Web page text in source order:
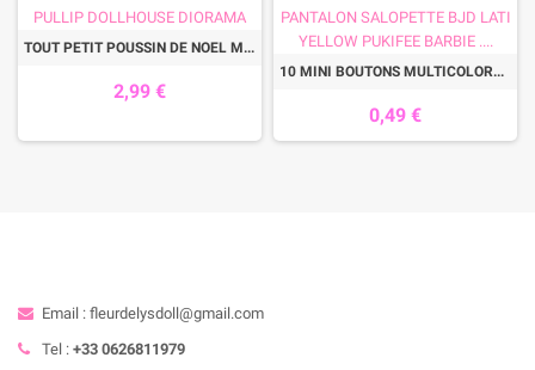
TOUT PETIT POUSSIN DE NOEL MINIATURE POUPEE LATI YELLOW PUKIFEE BJD BARBIE BLYTHE PULLIP DOLLHOUSE DIORAMA
2,99 €
10 MINI BOUTONS MULTICOLORES FLEUR 5 MM COUTURE POUPEES ROBES PULL PANTALON SALOPETTE BJD LATI YELLOW PUKIFEE BARBIE ....
0,49 €
Email : fleurdelysdoll@gmail.com
Tel : +33 0626811979